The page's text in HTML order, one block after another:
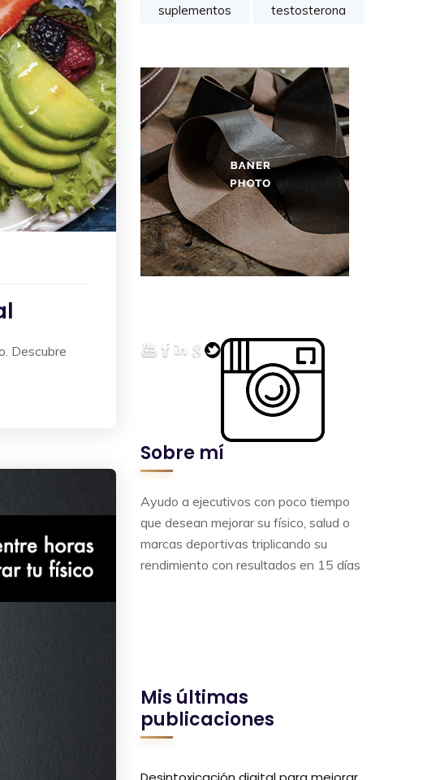
Descubre
suplementos testosterona
Sobre mí
Ayudo a ejecutivos con poco tiempo
que desean mejorar su físico, salud o
marcas deportivas triplicando su
rendimiento con resultados en 15 días
Mis últimas
publicaciones